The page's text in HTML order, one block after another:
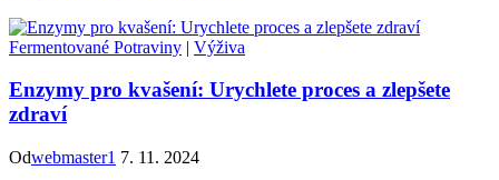
Fermentované Potraviny | Výživa
Enzymy pro kvašení: Urychlete proces a zlepšete
zdraví
Odwebmaster1 7. 11. 2024